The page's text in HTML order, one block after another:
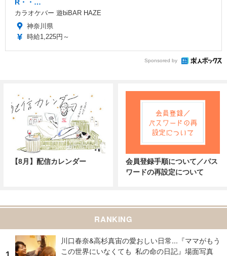
R・・…
カラオケバー 遊biBAR HAZE
神奈川県
時給1,225円～
Sponsored by
【8月】配信カレンダー
会員登録手順について／パス
ワードの再設定について
RANKING
川口春奈&高杉真宙の愛おしい日常...『ママがもう
この世界にいなくても 私の命の日記』場面写真